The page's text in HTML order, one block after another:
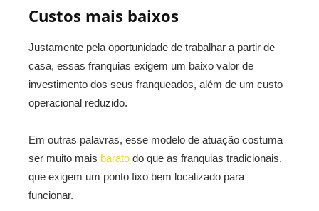
Custos mais baixos
Justamente pela oportunidade de trabalhar a partir de
casa, essas franquias exigem um baixo valor de
investimento dos seus franqueados, além de um custo
operacional reduzido.
Em outras palavras, esse modelo de atuação costuma
ser muito mais barato do que as franquias tradicionais,
que exigem um ponto fixo bem localizado para
funcionar.